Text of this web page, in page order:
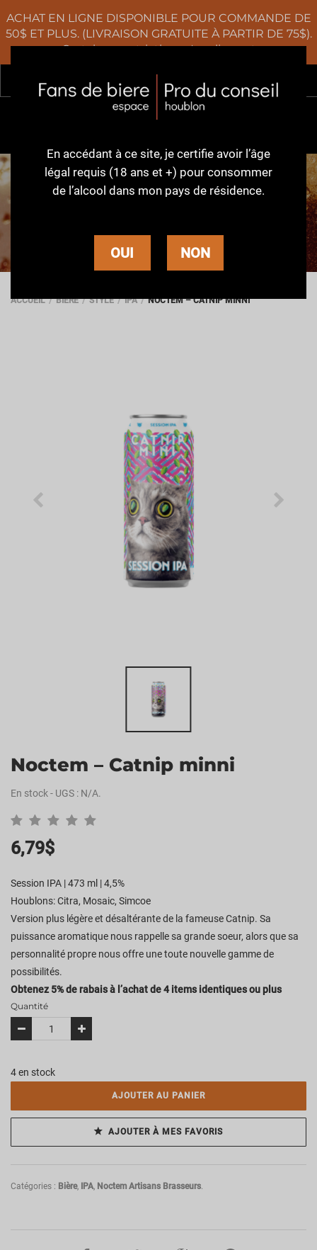
ACHAT EN LIGNE DISPONIBLE POUR COMMANDE DE
50$ ET PLUS. (LIVRAISON GRATUITE À PARTIR DE 75$).
Certaines restrictions s'appliquent
0
ACCUEIL BIÈRE STYLE IPA NOCTEM – CATNIP MINNI
Noctem – Catnip minni
En stock- UGS : N/A.
6,79$
Session IPA | 473 ml | 4,5%
Houblons: Citra, Mosaic, Simcoe
Version plus légère et désaltérante de la fameuse Catnip. Sa
puissance aromatique nous rappelle sa grande soeur, alors que sa
personnalité propre nous offre une toute nouvelle gamme de
possibilités.
Obtenez 5% de rabais à l’achat de 4 items identiques ou plus
Quantité
4 en stock
AJOUTER AU PANIER
AJOUTER À MES FAVORIS
Catégories : Bière, IPA, Noctem Artisans Brasseurs.
En accédant à ce site, je certifie avoir l’âge
légal requis (18 ans et +) pour consommer
de l’alcool dans mon pays de résidence.
OUI NON